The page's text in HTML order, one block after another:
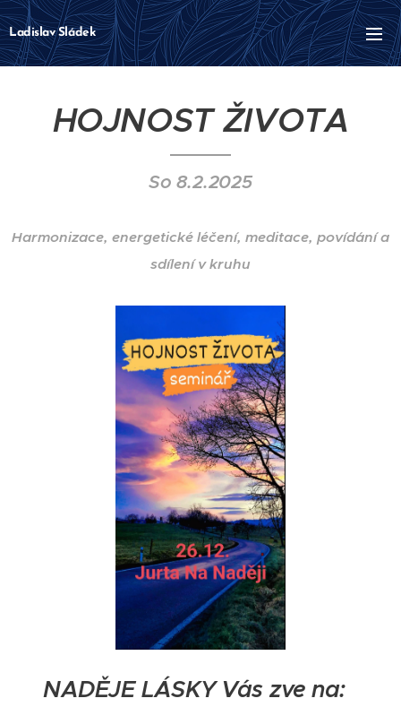
Ladislav Sládek
HOJNOST ŽIVOTA
So 8.2.2025
Harmonizace, energetické léčení, meditace, povídání a
sdílení v kruhu
NADĚJE LÁSKY Vás zve na: